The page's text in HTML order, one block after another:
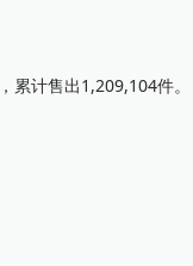
计售出1,209,104件。